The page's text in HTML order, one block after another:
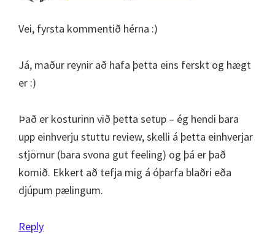
Vei, fyrsta kommentið hérna :)
Já, maður reynir að hafa þetta eins ferskt og hægt
er :)
Það er kosturinn við þetta setup – ég hendi bara
upp einhverju stuttu review, skelli á þetta einhverjar
stjörnur (bara svona gut feeling) og þá er það
komið. Ekkert að tefja mig á óþarfa blaðri eða
djúpum pælingum.
Reply